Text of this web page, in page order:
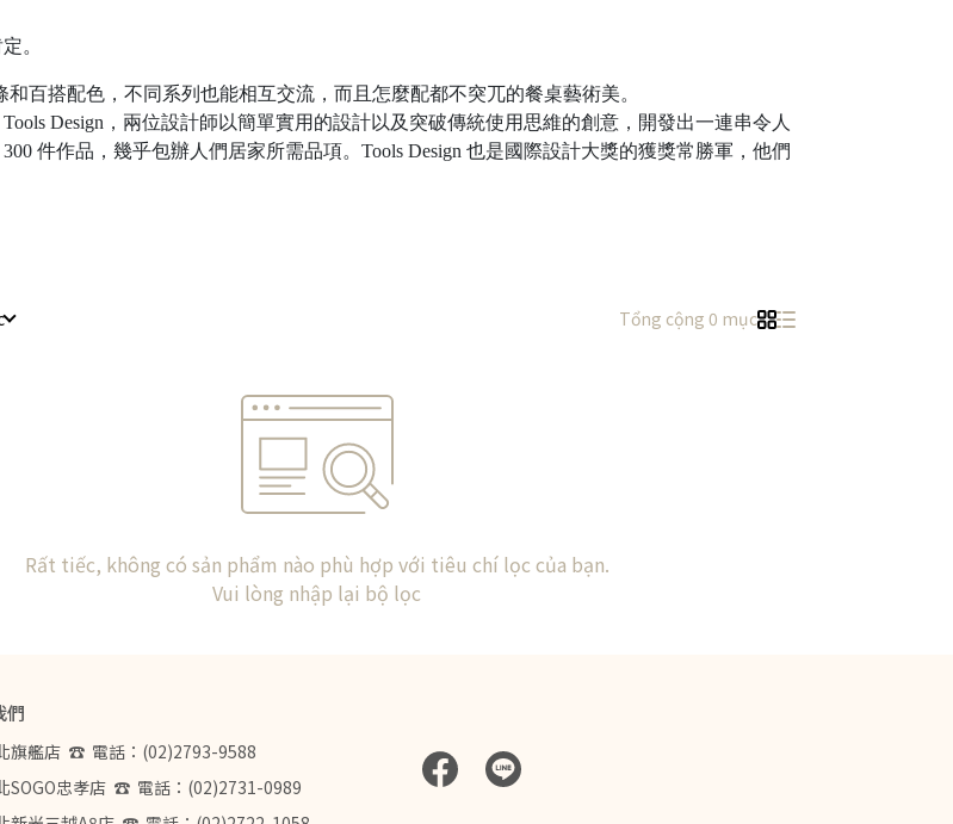
。
和百搭配色，不同系列也能相互交流，而且怎麼配都不突兀的餐桌藝術美。
Tools Design，兩位設計師以簡單實用的設計以及突破傳統使用思維的創意，開發出一連串令人
件作品，幾乎包辦人們居家所需品項。Tools Design 也是國際設計大獎的獲獎常勝軍，他們
Tổng cộng 0 mục
Rất tiếc, không có sản phẩm nào phù hợp với tiêu chí lọc của bạn.
Vui lòng nhập lại bộ lọc
們
旗艦店  ☎  電話：(02)2793-9588
SOGO忠孝店  ☎  電話：(02)2731-0989